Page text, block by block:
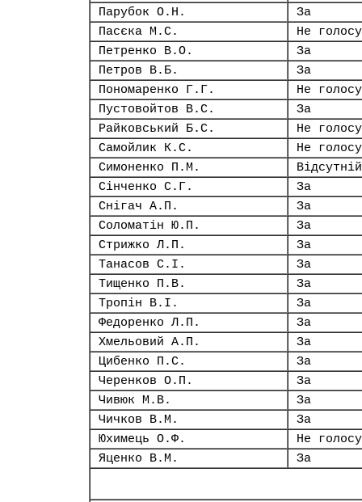
Парубок О.Н.
За
Пасєка М.С.
Не
Петренко В.О.
За
Петров В.Б.
За
Пономаренко Г.Г.
Не
Пустовойтов В.С.
За
Райковський Б.С.
Не
Самойлик К.С.
Не
Симоненко П.М.
Відсутній
Сінченко С.Г.
За
Снігач А.П.
За
Соломатін Ю.П.
За
Стрижко Л.П.
За
Танасов С.І.
За
Тищенко П.В.
За
Тропін В.І.
За
Федоренко Л.П.
За
Хмельовий А.П.
За
Цибенко П.С.
За
Черенков О.П.
За
Чивюк М.В.
За
Чичков В.М.
За
Юхимець О.Ф.
Не
Яценко В.М.
За